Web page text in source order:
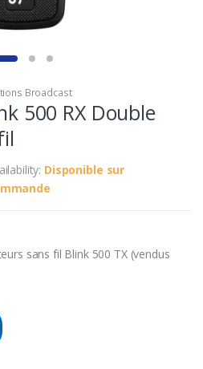
Broadcast
500 RX Double
Disponible sur
sans fil Blink 500 TX (vendus